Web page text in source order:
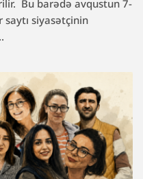
Bu barədə avqustun 7-
siyasətçinin